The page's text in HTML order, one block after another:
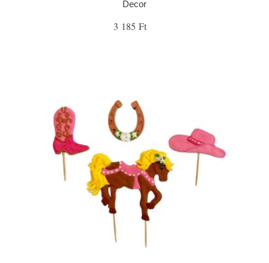
Decor
3 185 Ft